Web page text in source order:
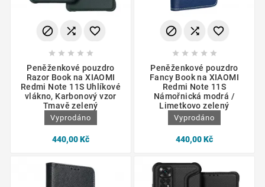
  
    
Peněženkové pouzdro
Razor Book na XIAOMI
Redmi Note 11S Uhlíkové
vlákno, Karbonový vzor
Tmavě zelený
Vyprodáno
440,00 Kč
  
    
Peněženkové pouzdro
Fancy Book na XIAOMI
Redmi Note 11S
Námořnická modrá /
Limetkovo zelený
Vyprodáno
440,00 Kč